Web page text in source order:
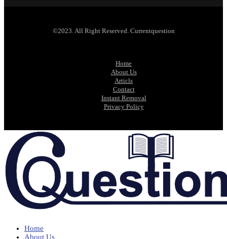
©2023. All Right Reserved. Currentquestion
Home
About Us
Articls
Contact
Instant Removal
Privacy Policy
Home
About Us